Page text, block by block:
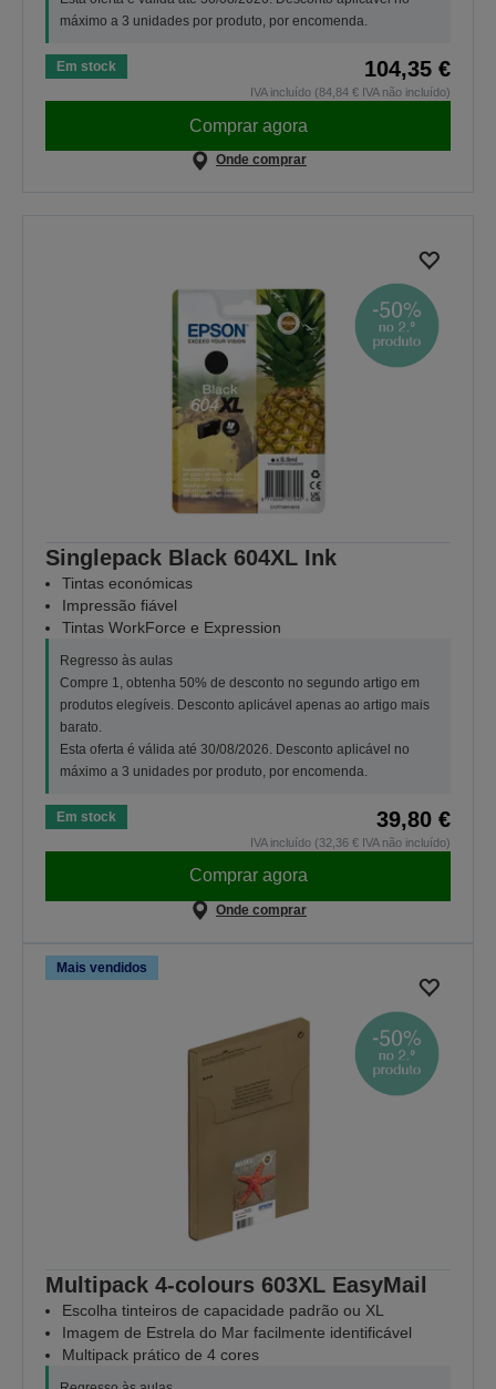
máximo a 3 unidades por produto, por encomenda.
Em stock 104,35 €
IVA incluído (84,84 € IVA não incluído)
Comprar agora
Onde comprar
Singlepack Black 604XL Ink
Tintas económicas
Impressão fiável
Tintas WorkForce e Expression
Regresso às aulas
Compre 1, obtenha 50% de desconto no segundo artigo em
produtos elegíveis. Desconto aplicável apenas ao artigo mais
barato.
Esta oferta é válida até 30/08/2026. Desconto aplicável no
máximo a 3 unidades por produto, por encomenda.
Em stock 39,80 €
IVA incluído (32,36 € IVA não incluído)
Comprar agora
Onde comprar
Mais vendidos
Multipack 4-colours 603XL EasyMail
Escolha tinteiros de capacidade padrão ou XL
Imagem de Estrela do Mar facilmente identificável
Multipack prático de 4 cores